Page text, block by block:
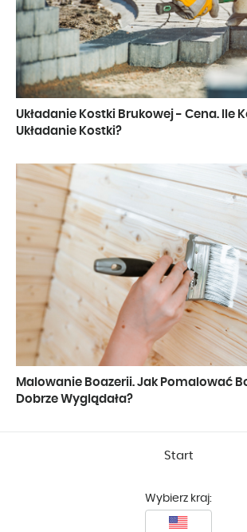
Układanie Kostki Brukowej - Cena. Ile
Układanie Kostki?
Malowanie Boazerii. Jak Pomalować
Dobrze Wyglądała?
Start
Wybierz kraj: